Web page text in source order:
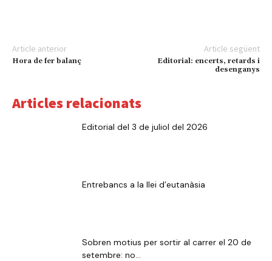
Article anterior
Hora de fer balanç
Article següent
Editorial: encerts, retards i
desenganys
Articles relacionats
Editorial del 3 de juliol del 2026
Entrebancs a la llei d’eutanàsia
Sobren motius per sortir al carrer el 20 de
setembre: no...